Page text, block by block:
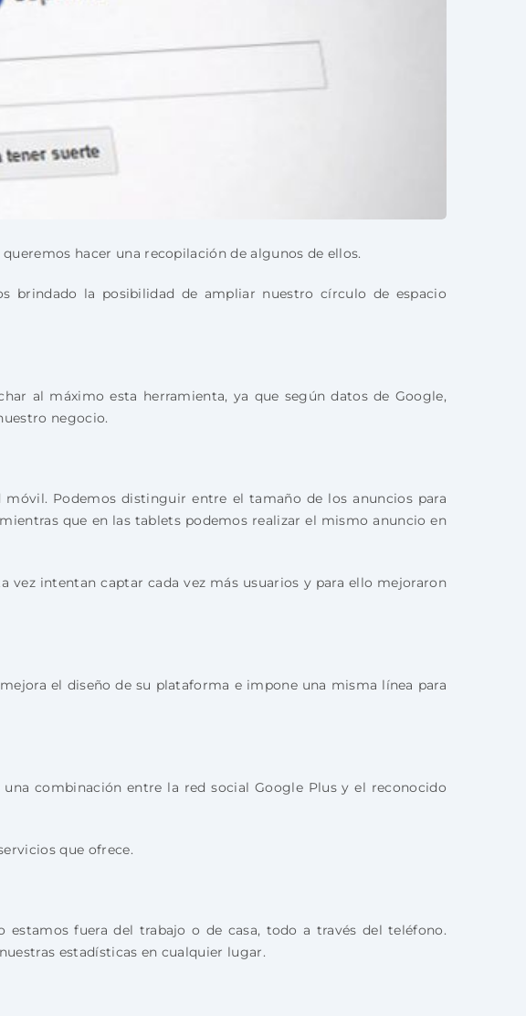
hacer una recopilación de algunos de ellos.
brindado la posibilidad de ampliar nuestro círculo de espacio
al máximo esta herramienta, ya que según datos de Google,
negocio.
Podemos distinguir entre el tamaño de los anuncios para
que en las tablets podemos realizar el mismo anuncio en
vez intentan captar cada vez más usuarios y para ello mejoraron
el diseño de su plataforma e impone una misma línea para
combinación entre la red social Google Plus y el reconocido
que ofrece.
fuera del trabajo o de casa, todo a través del teléfono.
estadísticas en cualquier lugar.